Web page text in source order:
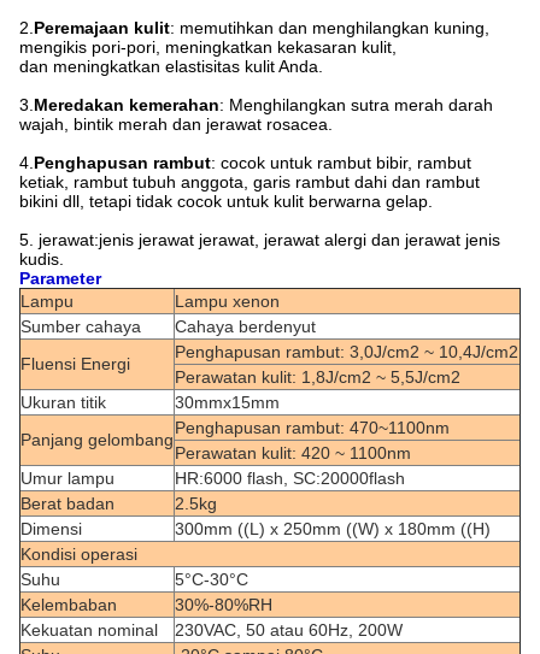
2. Peremajaan kulit: memutihkan dan menghilangkan kuning,
mengikis pori-pori, meningkatkan kekasaran kulit,
dan meningkatkan elastisitas kulit Anda.
3. Meredakan kemerahan: Menghilangkan sutra merah darah
wajah, bintik merah dan jerawat rosacea.
4. Penghapusan rambut: cocok untuk rambut bibir, rambut
ketiak, rambut tubuh anggota, garis rambut dahi dan rambut
bikini dll, tetapi tidak cocok untuk kulit berwarna gelap.
5. jerawat:jenis jerawat jerawat, jerawat alergi dan jerawat jenis
kudis.
Parameter
Lampu
Lampu xenon
Sumber cahaya
Cahaya berdenyut
Fluensi Energi
Penghapusan rambut: 3,0J/cm2 ~ 10,4J/cm2
Perawatan kulit: 1,8J/cm2 ~ 5,5J/cm2
Ukuran titik
30mmx15mm
Panjang gelombang
Penghapusan rambut: 470~1100nm
Perawatan kulit: 420 ~ 1100nm
Umur lampu
HR:6000 flash, SC:20000flash
Berat badan
2.5kg
Dimensi
300mm ((L) x 250mm ((W) x 180mm ((H)
Kondisi operasi
Suhu
5°C-30°C
Kelembaban
30%-80%RH
Kekuatan nominal
230VAC, 50 atau 60Hz, 200W